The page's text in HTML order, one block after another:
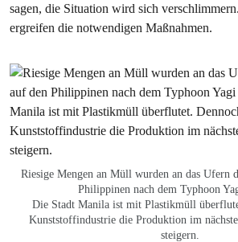
sagen, die Situation wird sich
ergreifen die notwendigen Maßnahmen.
Riesige Mengen an Müll wurden an das Ufern
Philippinen nach dem Typhoon
Die Stadt Manila ist mit Plastikmüll
Kunststoffindustrie die Produktion im
steigern.